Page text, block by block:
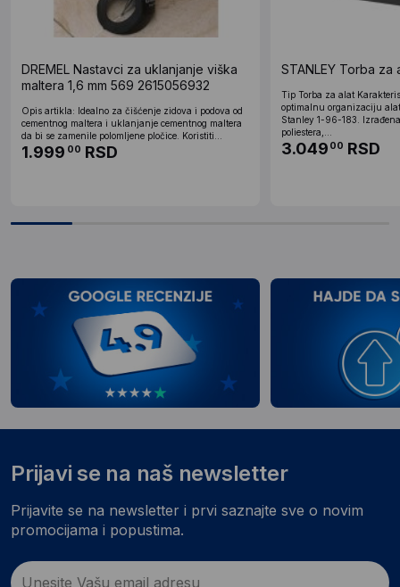
DREMEL Nastavci za uklanjanje viška
maltera 1,6 mm 569 2615056932
Opis artikla: Idealno za čišćenje zidova i podova od
cementnog maltera i uklanjanje cementnog maltera
da bi se zamenile polomljene pločice. Koristiti...
1.999 00 RSD
STANLEY Torba za
Tip Torba za alat
optimalnu organizaciju
Stanley 1-96-183.
poliestera,...
3.049 00 RSD
Prijavi se na naš newsletter
Prijavite se na newsletter i prvi saznajte sve o novim
promocijama i popustima.